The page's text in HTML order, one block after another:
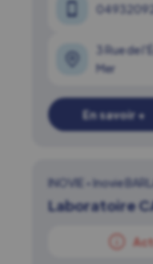
3 Rue de
Mer
En savoir +
INOVIE • Inovie
Laboratoire